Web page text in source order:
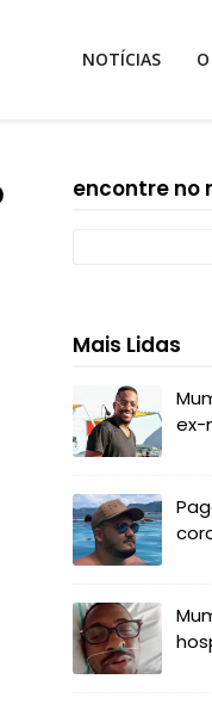
NOTÍCIAS
encontre no
Mais Lidas
ex-